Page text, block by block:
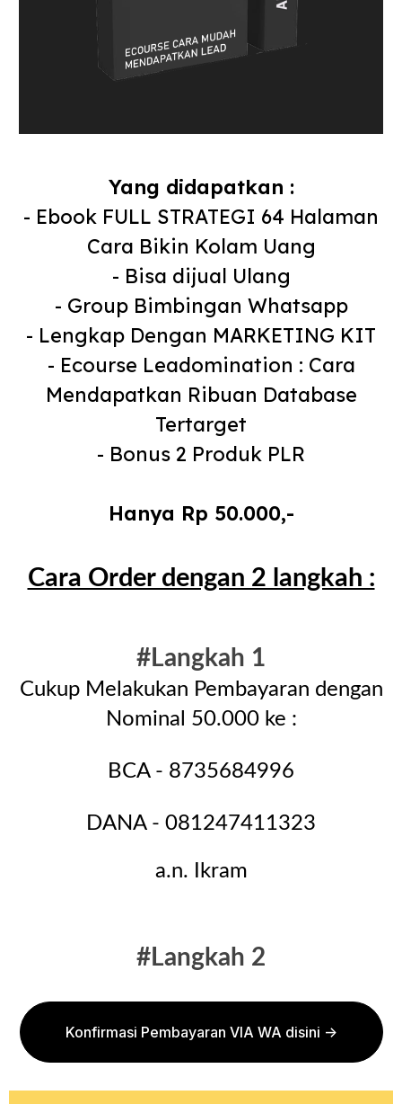
Yang didapatkan :
- Ebook FULL STRATEGI 64 Halaman
Cara Bikin Kolam Uang
- Bisa dijual Ulang
- Group Bimbingan Whatsapp
- Lengkap Dengan MARKETING KIT
- Ecourse Leadomination : Cara
Mendapatkan Ribuan Database
Tertarget
- Bonus 2 Produk PLR
Hanya Rp 50.000,-
Cara Order dengan 2 langkah :
#Langkah 1
Cukup Melakukan Pembayaran dengan
Nominal 50.000 ke :
BCA - 8735684996
DANA - 081247411323
a.n. Ikram
#Langkah 2
Konfirmasi Pembayaran VIA WA disini ->